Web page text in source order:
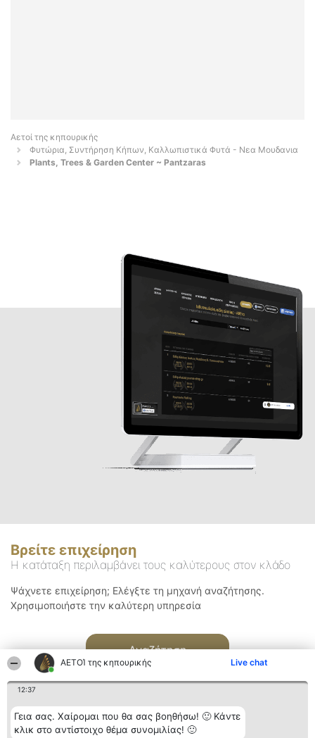
ΑΕΤΟΊ της κηπουρικής Live chat
12:37
Γεια σας. Χαίρομαι που θα σας βοηθήσω! 🙂 Κάντε
κλικ στο αντίστοιχο θέμα συνομιλίας! 🙂
Αετοί της κηπουρικής
Φυτώρια, Συντήρηση Κήπων, Καλλωπιστικά Φυτά - Νεα Μουδανια
Plants, Trees & Garden Center ~ Pantzaras
Βρείτε επιχείρηση
Η κατάταξη περιλαμβάνει τους καλύτερους στον κλάδο
Ψάχνετε επιχείρηση; Ελέγξτε τη μηχανή αναζήτησης.
Χρησιμοποιήστε την καλύτερη υπηρεσία
Αναζήτηση